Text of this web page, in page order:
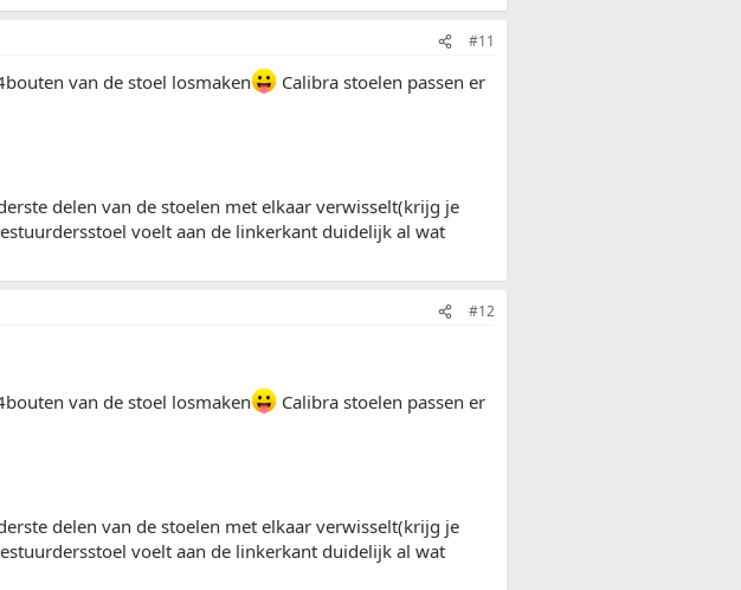
#11
van de stoel losmaken
Calibra stoelen passen er
delen van de stoelen met elkaar verwisselt(krijg je
voelt aan de linkerkant duidelijk al wat
#12
van de stoel losmaken
Calibra stoelen passen er
delen van de stoelen met elkaar verwisselt(krijg je
voelt aan de linkerkant duidelijk al wat